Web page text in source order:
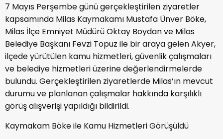
7 Mayıs Perşembe günü gerçekleştirilen ziyaretler
kapsamında Milas Kaymakamı Mustafa Ünver Böke,
Milas İlçe Emniyet Müdürü Oktay Boydan ve Milas
Belediye Başkanı Fevzi Topuz ile bir araya gelen Akyer,
ilçede yürütülen kamu hizmetleri, güvenlik çalışmaları
ve belediye hizmetleri üzerine değerlendirmelerde
bulundu. Gerçekleştirilen ziyaretlerde Milas’ın mevcut
durumu ve planlanan çalışmalar hakkında karşılıklı
görüş alışverişi yapıldığı bildirildi.
Kaymakam Böke ile Kamu Hizmetleri Görüşüldü